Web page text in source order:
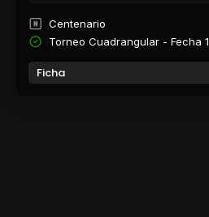
Centenario
Torneo Cuadrangular - Fecha 1
Ficha